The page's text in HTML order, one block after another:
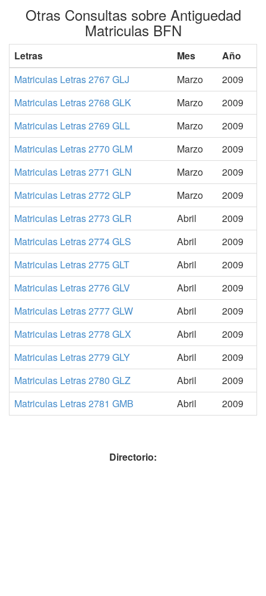
Otras Consultas sobre Antiguedad
Matriculas BFN
Letras Mes
Año
Matriculas Letras 2767 GLJ
Marzo
2009
Matriculas Letras 2768 GLK
Marzo
2009
Matriculas Letras 2769 GLL
Marzo
2009
Matriculas Letras 2770 GLM
Marzo
2009
Matriculas Letras 2771 GLN
Marzo
2009
Matriculas Letras 2772 GLP
Marzo
2009
Matriculas Letras 2773 GLR
Abril
2009
Matriculas Letras 2774 GLS
Abril
2009
Matriculas Letras 2775 GLT
Abril
2009
Matriculas Letras 2776 GLV
Abril
2009
Matriculas Letras 2777 GLW
Abril
2009
Matriculas Letras 2778 GLX
Abril
2009
Matriculas Letras 2779 GLY
Abril
2009
Matriculas Letras 2780 GLZ
Abril
2009
Matriculas Letras 2781 GMB
Abril 2009
Directorio: